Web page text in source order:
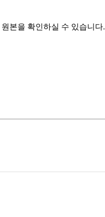
원본을 확인하실 수 있습니다.